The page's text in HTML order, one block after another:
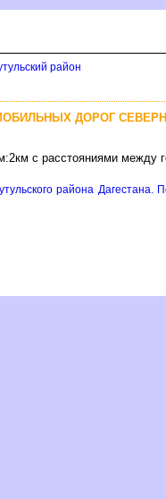
район
ДОРОГ
с расстояниями
района Дагестана.